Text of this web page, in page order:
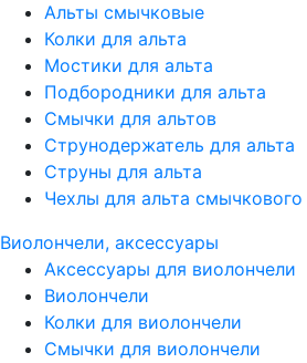
Альты смычковые
Колки для альта
Мостики для альта
Подбородники для альта
Смычки для альтов
Струнодержатель для альта
Струны для альта
Чехлы для альта смычкового
Виолончели, аксессуары
Аксессуары для виолончели
Виолончели
Колки для виолончели
Смычки для виолончели